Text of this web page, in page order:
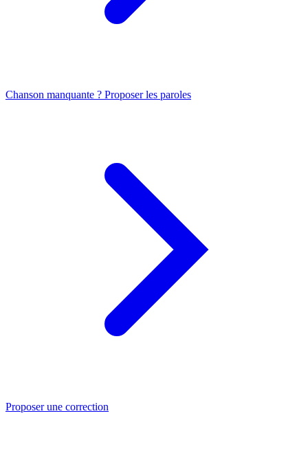
Chanson manquante ? Proposer les paroles
Proposer une correction